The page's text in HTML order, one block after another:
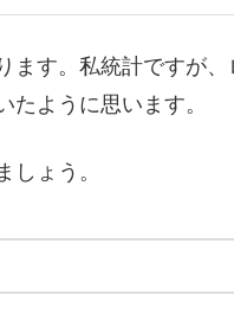
ます。私統計ですが、
ように思います。
ょう。